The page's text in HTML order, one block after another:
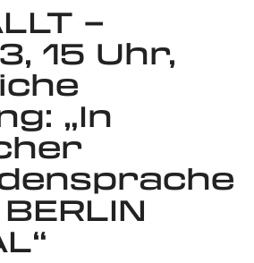
–
15 Uhr,
„In